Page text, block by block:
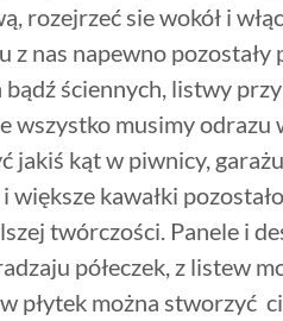
rozejrzeć sie wokół i
z nas napewno pozostały
ściennych, listwy
wszystko musimy odrazu
jakiś kąt w piwnicy,
większe kawałki
twórczości. Panele i
półeczek, z listew
płytek można stworzyć